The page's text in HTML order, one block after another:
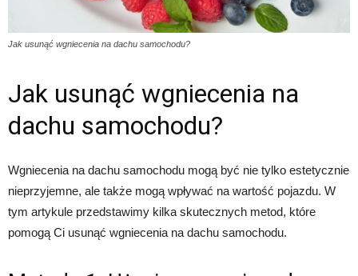
Jak usunąć wgniecenia na dachu samochodu?
Jak usunąć wgniecenia na
dachu samochodu?
Wgniecenia na dachu samochodu mogą być nie tylko estetycznie
nieprzyjemne, ale także mogą wpływać na wartość pojazdu. W
tym artykule przedstawimy kilka skutecznych metod, które
pomogą Ci usunąć wgniecenia na dachu samochodu.